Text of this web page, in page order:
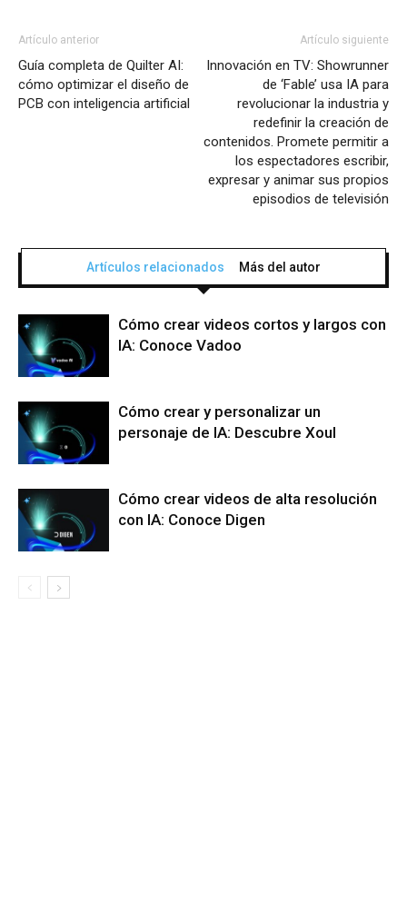
Artículo anterior
Guía completa de Quilter AI:
cómo optimizar el diseño de
PCB con inteligencia artificial
Artículo siguiente
Innovación en TV: Showrunner
de ‘Fable’ usa IA para
revolucionar la industria y
redefinir la creación de
contenidos. Promete permitir a
los espectadores escribir,
expresar y animar sus propios
episodios de televisión
Artículos relacionados Más del autor
Cómo crear videos cortos y largos con
IA: Conoce Vadoo
Cómo crear y personalizar un
personaje de IA: Descubre Xoul
Cómo crear videos de alta resolución
con IA: Conoce Digen